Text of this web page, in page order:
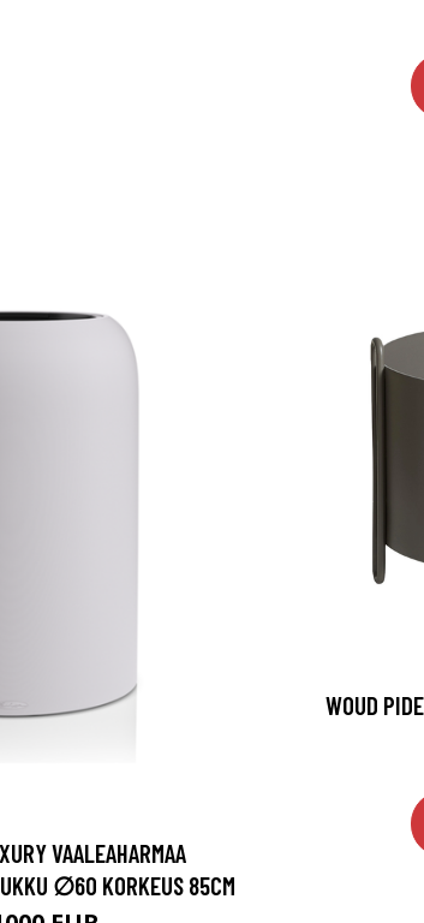
VAALEAHARMAA
∅60 KORKEUS 85CM
WOUD